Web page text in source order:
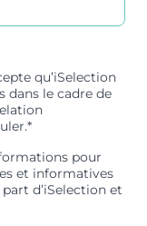
qu’iSelection
dans le cadre de
pour
et informatives
d’iSelection et